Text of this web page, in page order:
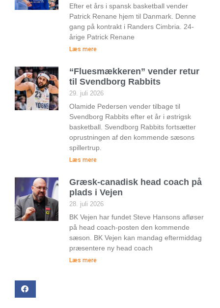
Efter et års i spansk basketball vender
Patrick Renane hjem til Danmark. Denne
gang på kontrakt i Randers Cimbria. 24-
årige Patrick Renane
Læs mere
“Fluesmækkeren” vender retur
til Svendborg Rabbits
29. juli 2026
Olamide Pedersen vender tilbage til
Svendborg Rabbits efter et år i østrigsk
basketball. Svendborg Rabbits fortsætter
oprustningen af den kommende sæsons
spillertrup.
Læs mere
Græsk-canadisk head coach på
plads i Vejen
28. juli 2026
BK Vejen har fundet Steve Hansons afløser
på head coach-posten den kommende
sæson. BK Vejen kan mandag eftermiddag
præsentere ny head coach
Læs mere